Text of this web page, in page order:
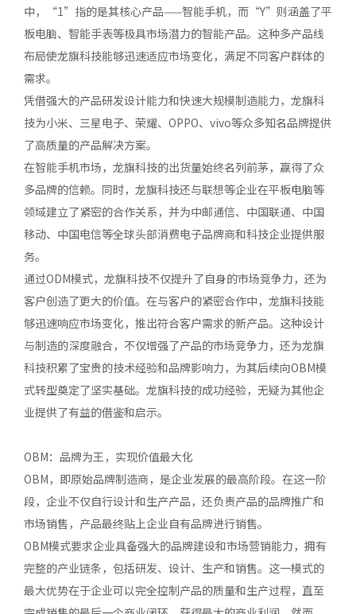
中，“1”指的是其核心产品——智能手机，而“Y”则涵盖了平
板电脑、智能手表等极具市场潜力的智能产品。这种多产品线
布局使龙旗科技能够迅速适应市场变化，满足不同客户群体的
需求。
凭借强大的产品研发设计能力和快速大规模制造能力，龙旗科
技为小米、三星电子、荣耀、OPPO、vivo等众多知名品牌提供
了高质量的产品解决方案。
在智能手机市场，龙旗科技的出货量始终名列前茅，赢得了众
多品牌的信赖。同时，龙旗科技还与联想等企业在平板电脑等
领域建立了紧密的合作关系，并为中邮通信、中国联通、中国
移动、中国电信等全球头部消费电子品牌商和科技企业提供服
务。
通过ODM模式，龙旗科技不仅提升了自身的市场竞争力，还为
客户创造了更大的价值。在与客户的紧密合作中，龙旗科技能
够迅速响应市场变化，推出符合客户需求的新产品。这种设计
与制造的深度融合，不仅增强了产品的市场竞争力，还为龙旗
科技积累了宝贵的技术经验和品牌影响力，为其后续向OBM模
式转型奠定了坚实基础。龙旗科技的成功经验，无疑为其他企
业提供了有益的借鉴和启示。
OBM：品牌为王，实现价值最大化
OBM，即原始品牌制造商，是企业发展的最高阶段。在这一阶
段，企业不仅自行设计和生产产品，还负责产品的品牌推广和
市场销售，产品最终贴上企业自有品牌进行销售。
OBM模式要求企业具备强大的品牌建设和市场营销能力，拥有
完整的产业链条，包括研发、设计、生产和销售。这一模式的
最大优势在于企业可以完全控制产品的质量和生产过程，直至